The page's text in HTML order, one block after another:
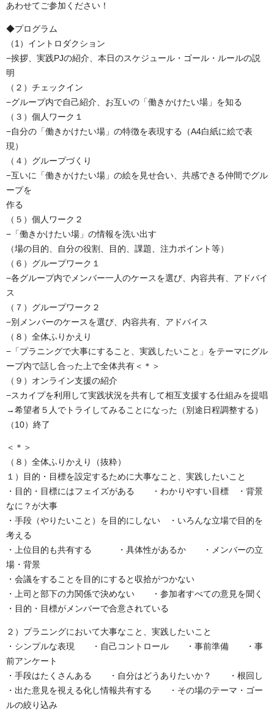
あわせてご参加ください！
◆プログラム
（1）イントロダクション
−挨拶、実践PJの紹介、本日のスケジュール・ゴール・ルールの説
明
（２）チェックイン
−グループ内で自己紹介、お互いの「働きかけたい場」を知る
（３）個人ワーク１
−自分の「働きかけたい場」の特徴を表現する（A4白紙に絵で表
現）
（４）グループづくり
−互いに「働きかけたい場」の絵を見せ合い、共感できる仲間でグル
ープを
作る
（５）個人ワーク２
−「働きかけたい場」の情報を洗い出す
（場の目的、自分の役割、目的、課題、注力ポイント等）
（６）グループワーク１
−各グループ内でメンバー一人のケースを選び、内容共有、アドバイ
ス
（７）グループワーク２
−別メンバーのケースを選び、内容共有、アドバイス
（８）全体ふりかえり
−「プラニングで大事にすること、実践したいこと」をテーマにグル
ープ内で話し合った上で全体共有＜＊＞
（９）オンライン支援の紹介
−スカイプを利用して実践状況を共有して相互支援する仕組みを提唱
→希望者５人でトライしてみることになった（別途日程調整する）
（10）終了
＜＊＞
（８）全体ふりかえり（抜粋）
１）目的・目標を設定するために大事なこと、実践したいこと
・目的・目標にはフェイズがある ・わかりやすい目標 ・背景
なに？が大事
・手段（やりたいこと）を目的にしない ・いろんな立場で目的を
考える
・上位目的も共有する ・具体性があるか ・メンバーの立
場・背景
・会議をすることを目的にすると収拾がつかない
・上司と部下の力関係で決めない ・参加者すべての意見を聞く
・目的・目標がメンバーで合意されている
２）プラニングにおいて大事なこと、実践したいこと
・シンプルな表現 ・自己コントロール ・事前準備 ・事
前アンケート
・手段はたくさんある ・自分はどうありたいか？ ・根回し
・出た意見を視える化し情報共有する ・その場のテーマ・ゴー
ルの絞り込み